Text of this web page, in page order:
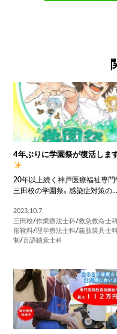
4年ぶりに学園祭が復活しま
20年以上続く神戸医療福祉専
三田校の学園祭。感染症対策の...
2023.10.7
三田校/作業療法士科/救急救命士
形靴科/理学療法士科/義肢装具士
制/言語聴覚士科